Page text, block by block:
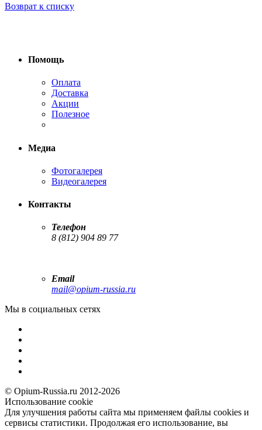
Возврат к списку
Помощь
Оплата
Доставка
Акции
Полезное
Медиа
Фотогалерея
Видеогалерея
Контакты
Телефон
8 (812) 904 89 77
Email
mail@opium-russia.ru
Мы в социальных сетях
© Opium-Russia.ru 2012-2026
Использование cookie
Для улучшения работы сайта мы применяем файлы cookies и
сервисы статистики. Продолжая его использование, вы